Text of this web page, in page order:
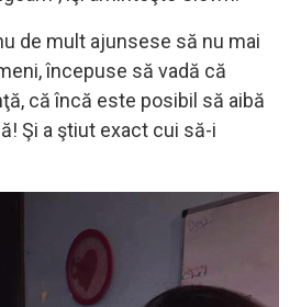
de mult ajunsese să nu mai
începuse să vadă că
că încă este posibil să aibă
Şi a ştiut exact cui să-i